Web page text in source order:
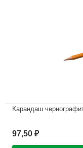
Карандаш
97,50 ₽